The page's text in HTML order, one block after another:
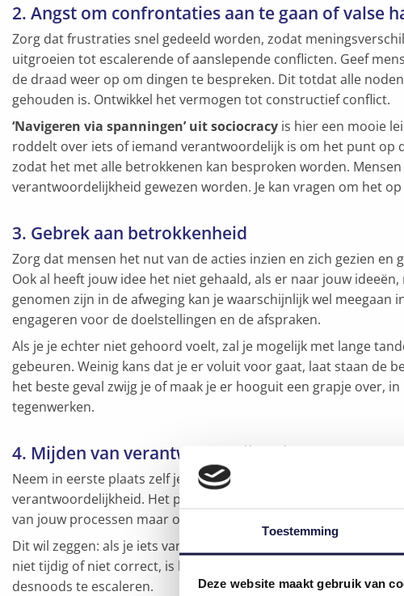
Toestemming
Deze website maakt gebruik van
2. Angst om confrontaties aan te gaan of valse
Zorg dat frustraties snel gedeeld worden, zodat
uitgroeien tot escalerende of aanslepende conflicten. Geef
de draad weer op om dingen te bespreken. Dit totdat alle
gehouden is. Ontwikkel het vermogen tot constructief conflict.
‘Navigeren via spanningen’ uit sociocracy is hier een mooie
roddelt over iets of iemand verantwoordelijk is om het punt op
zodat het met alle betrokkenen kan besproken worden.
verantwoordelijkheid gewezen worden. Je kan vragen om het
3. Gebrek aan betrokkenheid
Zorg dat mensen het nut van de acties inzien en zich gezien en
Ook al heeft jouw idee het niet gehaald, als er naar jouw
genomen zijn in de afweging kan je waarschijnlijk wel meegaan
engageren voor de doelstellingen en de afspraken.
Als je je echter niet gehoord voelt, zal je mogelijk met lange
gebeuren. Weinig kans dat je er voluit voor gaat, laat staan de
het beste geval zwijg je of maak je er hooguit een grapje over,
tegenwerken.
4. Mijden van verantwoordelijkheid
Neem in eerste plaats zelf je verantwoordelijkheid, maar maak
verantwoordelijkheid. Het principe van de
van jouw processen maar ook voor de input die je nodig hebt’ is
Dit wil zeggen: als je iets van iemand nodig hebt om je
niet tijdig of niet correct, is het jouw verantwoordelijkheid om
desnoods te escaleren.